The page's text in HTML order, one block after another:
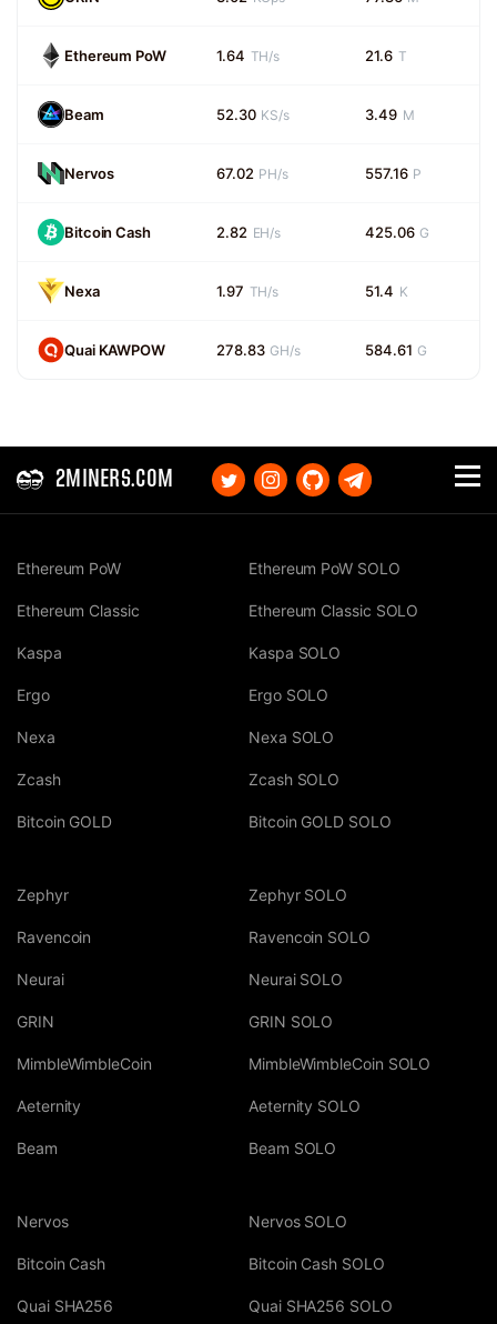
Ethereum PoW 1.64 TH/s 21.6 T
Beam 52.30 KS/s 3.49 M
Nervos 67.02 PH/s 557.16 P
Bitcoin Cash 2.82 EH/s 425.06 G
Nexa 1.97 TH/s 51.4 K
Quai KAWPOW 278.83 GH/s 584.61 G
2MINERS.COM
Ethereum PoW
Ethereum Classic
Kaspa
Ergo
Nexa
Zcash
Bitcoin GOLD
Ethereum PoW SOLO
Ethereum Classic SOLO
Kaspa SOLO
Ergo SOLO
Nexa SOLO
Zcash SOLO
Bitcoin GOLD SOLO
Zephyr
Ravencoin
Neurai
GRIN
MimbleWimbleCoin
Aeternity
Beam
Zephyr SOLO
Ravencoin SOLO
Neurai SOLO
GRIN SOLO
MimbleWimbleCoin SOLO
Aeternity SOLO
Beam SOLO
Nervos
Bitcoin Cash
Quai SHA256
Nervos SOLO
Bitcoin Cash SOLO
Quai SHA256 SOLO